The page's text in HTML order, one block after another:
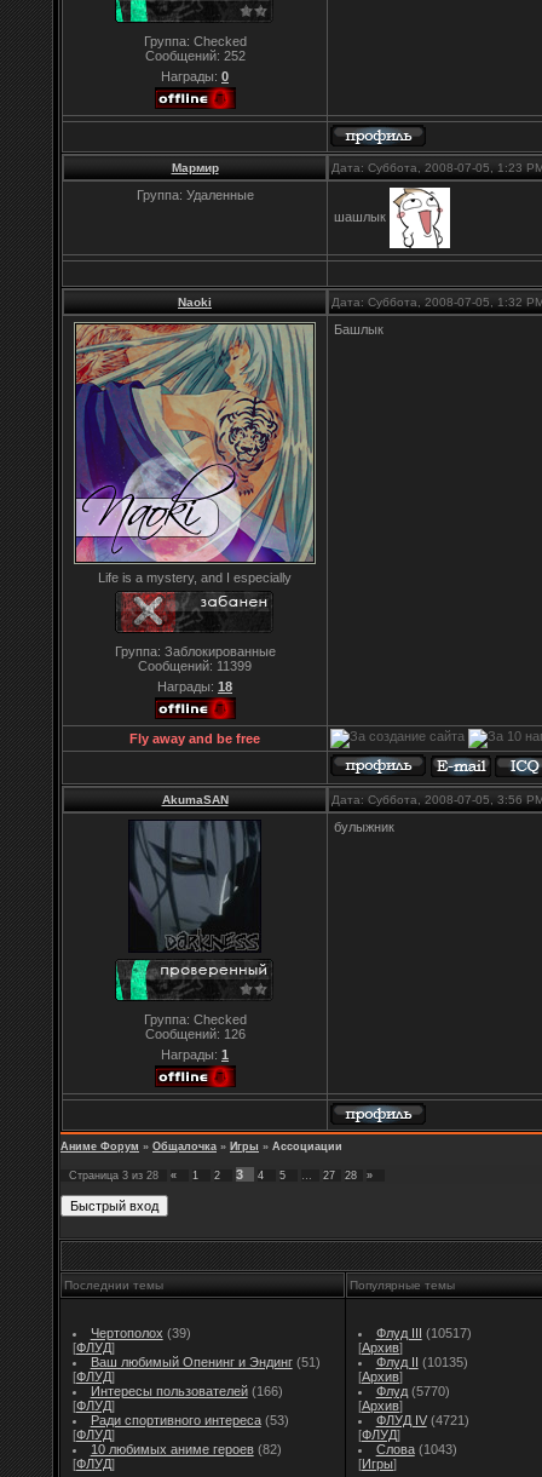
Группа: Checked
Сообщений: 252
Награды: 0
Мармир Дата: Суббота, 2008-07-05, 1:23
Группа: Удаленные
шашлык
Naoki Дата: Суббота, 2008-07-05, 1:32
Life is a mystery, and I especially
Группа: Заблокированные
Сообщений: 11399
Награды: 18
Башлык
Fly away and be free
AkumaSAN Дата: Суббота, 2008-07-05, 3:56
Группа: Checked
Сообщений: 126
Награды: 1
булыжник
Аниме Форум » Общалочка » Игры » Ассоциации
Страница 3 из 28 « 1 2 3 4 5 … 27 28 »
Последнии темы Популярные темы
Чертополох (39)
[ФЛУД]
Ваш любимый Опенинг и Эндинг (51)
[ФЛУД]
Интересы пользователей (166)
[ФЛУД]
Ради спортивного интереса (53)
[ФЛУД]
10 любимых аниме героев (82)
[ФЛУД]
Флуд III (10517)
[Архив]
Флуд II (10135)
[Архив]
Флуд (5770)
[Архив]
ФЛУД IV (4721)
[ФЛУД]
Слова (1043)
[Игры]